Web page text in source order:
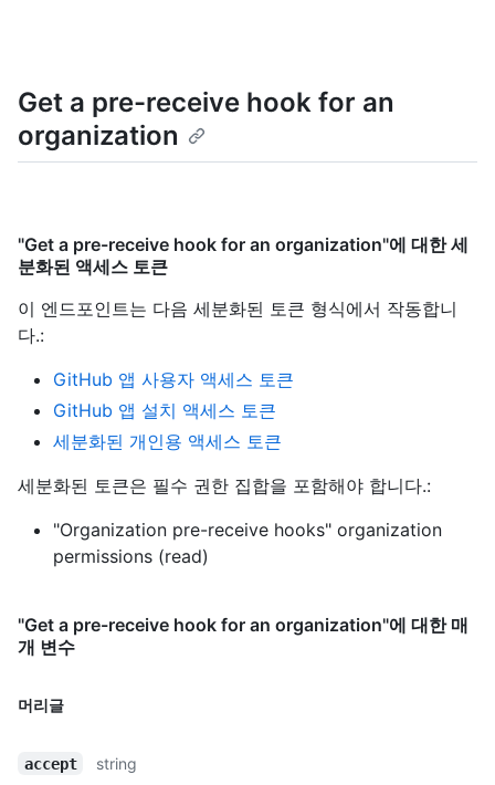
Get a pre-receive hook for an
organization
"Get a pre-receive hook for an organization"에 대한 세
분화된 액세스 토큰
이 엔드포인트는 다음 세분화된 토큰 형식에서 작동합니
다.:
GitHub 앱 사용자 액세스 토큰
GitHub 앱 설치 액세스 토큰
세분화된 개인용 액세스 토큰
세분화된 토큰은 필수 권한 집합을 포함해야 합니다.:
"Organization pre-receive hooks" organization
permissions (read)
"Get a pre-receive hook for an organization"에 대한 매
개 변수
머리글
accept
string